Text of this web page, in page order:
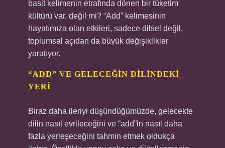
basit kelimenin etrafında dönen bir tüketim
kültürü var, değil mi? “Add” kelimesinin
hayatımıza olan etkileri, sadece dilsel değil,
toplumsal açıdan da büyük değişiklikler
yaratıyor.
“ADD” VE GELECEĞIN DILINDEKI
YERI
Biraz daha ileriyi düşündüğümüzde, gelecekte
dilin nasıl evrileceğini ve “add”in nasıl daha
fazla yerleşeceğini tahmin etmek oldukça